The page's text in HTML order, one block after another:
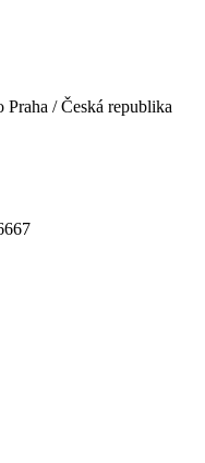
Praha / Česká republika